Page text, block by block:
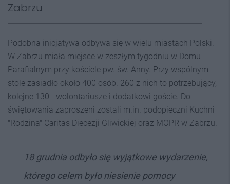
Zabrzu
Podobna inicjatywa odbywa się w wielu miastach Polski.
W Zabrzu miała miejsce w zeszłym tygodniu w Domu
Parafialnym przy kościele pw. św. Anny. Przy wspólnym
stole zasiadło około 400 osób. 260 z nich to potrzebujący,
kolejne 130 - wolontariusze i dodatkowi goście. Do
świętowania zaproszeni zostali m.in. podopieczni Kuchni
"Rodzina" Caritas Diecezji Gliwickiej oraz MOPR w Zabrzu.
18 grudnia odbyło się wyjątkowe wydarzenie,
którego celem było niesienie pomocy